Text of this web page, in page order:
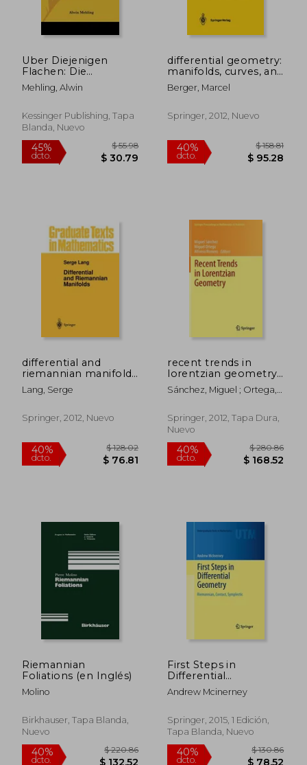
dcto. $ 26.77 dcto.
Uber Diejenigen
Flachen: Die
Aquidistante
Infinitesimale
(1899) (en Alemán)
Mehling, Alwin
Kessinger Publishing, Tapa
Blanda, Nuevo
dcto. $ 30.79
differential geometry:
manifolds, curves, and
surfaces: manifolds,
curves, and surfaces
Berger, Marcel
Springer, 2012, Nuevo
dcto. $
differential and
riemannian manifolds
(en Inglés)
Lang, Serge
Springer, 2012, Nuevo
recent trends in
lorentzian geometry
(en Inglés)
Sánchez, Miguel ; Ortega,
Springer, 2012, Tapa Dura,
Nuevo
Riemannian
Foliations (en Inglés)
Molino
Birkhauser, Tapa Blanda,
Nuevo
First Steps in
Differential
Geometry:
Riemannian, Contact,
(Undergraduate Texts
in Mathematics) (en
Andrew Mcinerney
Springer, 2015, 1 Edición,
Tapa Blanda, Nuevo